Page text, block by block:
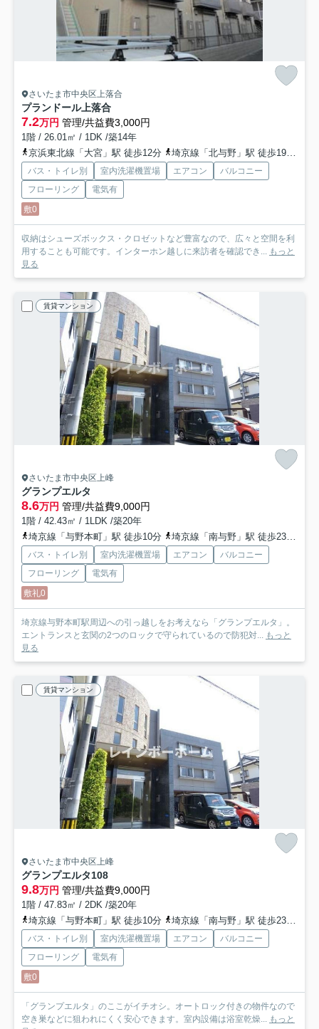
さいたま市中央区上落合
プランドール上落合
7.2万円 管理/共益費3,000円
1階 / 26.01㎡ / 1DK /築14年
京浜東北線「大宮」駅 徒歩12分
埼京線「北与野」駅 徒歩19分
バス・トイレ別 室内洗濯機置場 エアコン
バルコニー
フローリング
電気有
敷0
収納はシューズボックス・クロゼットなど豊富なので、広々と空間を利
用することも可能です。インターホン越しに来訪者を確認でき... もっと
見る
賃貸マンション
さいたま市中央区上峰
グランプエルタ
8.6万円 管理/共益費9,000円
1階 / 42.43㎡ / 1LDK /築20年
埼京線「与野本町」駅 徒歩10分
埼京線「南与野」駅 徒歩23分
バス・トイレ別 室内洗濯機置場 エアコン
バルコニー
フローリング
電気有
敷礼0
埼京線与野本町駅周辺への引っ越しをお考えなら「グランプエルタ」。
エントランスと玄関の2つのロックで守られているので防犯対... もっと
見る
賃貸マンション
さいたま市中央区上峰
グランプエルタ108
9.8万円 管理/共益費9,000円
1階 / 47.83㎡ / 2DK /築20年
埼京線「与野本町」駅 徒歩10分
埼京線「南与野」駅 徒歩23分
バス・トイレ別 室内洗濯機置場 エアコン
バルコニー
フローリング
電気有
敷0
「グランプエルタ」のここがイチオシ。オートロック付きの物件なので
空き巣などに狙われにくく安心できます。室内設備は浴室乾燥... もっと